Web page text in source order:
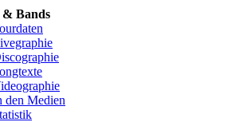
& Bands
den Medien